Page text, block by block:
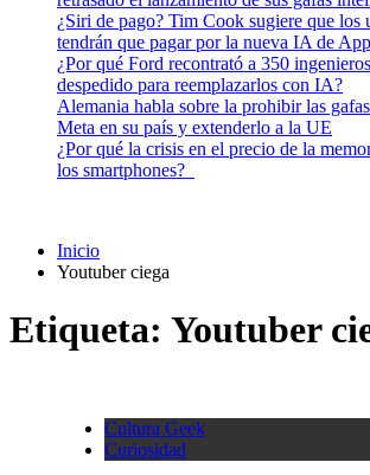
¿Siri de pago? Tim Cook sugiere que los
tendrán que pagar por la nueva IA de
¿Por qué Ford recontrató a 350
despedido para reemplazarlos con IA?
Alemania habla sobre la prohibir las
Meta en su país y extenderlo a la UE
¿Por qué la crisis en el precio de la
los smartphones?
Inicio
Youtuber ciega
Etiqueta: Youtuber
Cultura Geek
Curiosidad